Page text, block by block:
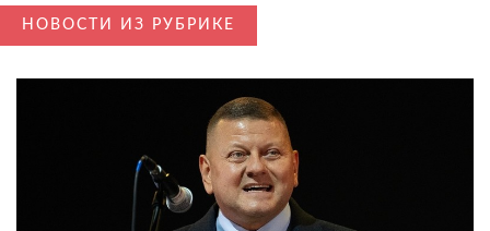
НОВОСТИ ИЗ РУБРИКЕ